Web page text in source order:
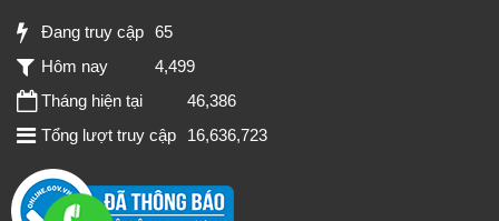
Đang truy cập 65
Hôm nay
4,499
Tháng hiện tại
46,386
Tổng lượt truy cập
16,636,723